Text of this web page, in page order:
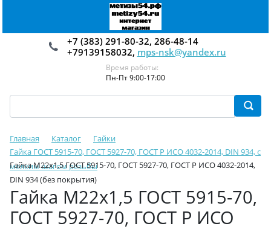
+7 (383) 291-80-32, 286-48-14
+79139158032, mps-nsk@yandex.ru
Время работы:
Пн-Пт 9:00-17:00
Главная Каталог
Гайки
Гайка ГОСТ 5915-70, ГОСТ 5927-70, ГОСТ Р ИСО 4032-2014, DIN 934, с
мелким шагом резьбы
Гайка М22х1,5 ГОСТ 5915-70, ГОСТ 5927-70, ГОСТ Р ИСО 4032-2014,
DIN 934 (без покрытия)
Гайка М22х1,5 ГОСТ 5915-70,
ГОСТ 5927-70, ГОСТ Р ИСО